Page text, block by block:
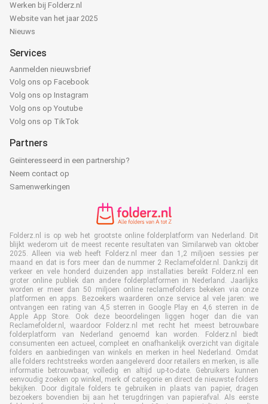
Werken bij Folderz.nl
Website van het jaar 2025
Nieuws
Services
Aanmelden nieuwsbrief
Volg ons op Facebook
Volg ons op Instagram
Volg ons op Youtube
Volg ons op TikTok
Partners
Geïnteresseerd in een partnership?
Neem contact op
Samenwerkingen
Folderz.nl is op web het grootste online folderplatform van Nederland. Dit
blijkt wederom uit de meest recente resultaten van Similarweb van oktober
2025. Alleen via web heeft Folderz.nl meer dan 1,2 miljoen sessies per
maand en dat is fors meer dan de nummer 2 Reclamefolder.nl. Dankzij dit
verkeer en vele honderd duizenden app installaties bereikt Folderz.nl een
groter online publiek dan andere folderplatformen in Nederland. Jaarlijks
worden er meer dan 50 miljoen online reclamefolders bekeken via onze
platformen en apps. Bezoekers waarderen onze service al vele jaren: we
ontvangen een rating van 4,5 sterren in Google Play en 4,6 sterren in de
Apple App Store. Ook deze beoordelingen liggen hoger dan die van
Reclamefolder.nl, waardoor Folderz.nl met recht het meest betrouwbare
folderplatform van Nederland genoemd kan worden. Folderz.nl biedt
consumenten een actueel, compleet en onafhankelijk overzicht van digitale
folders en aanbiedingen van winkels en merken in heel Nederland. Omdat
alle folders rechtstreeks worden aangeleverd door retailers en merken, is alle
informatie betrouwbaar, volledig en altijd up-to-date. Gebruikers kunnen
eenvoudig zoeken op winkel, merk of categorie en direct de nieuwste folders
bekijken. Door digitale folders te gebruiken in plaats van papier, dragen
bezoekers bovendien bij aan het terugdringen van papierafval. Als eerste